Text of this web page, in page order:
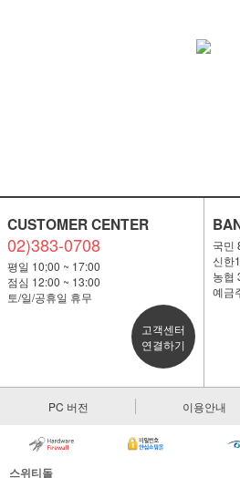
CUSTOMER CENTER
02)383-0708
평일 10;00 ~ 17:00
점심 12:00 ~ 13:00
토/일/공휴일 휴무
고객센터
연결하기
국민
신한
농협
예금
PC 버전 이용안내
스위티돌